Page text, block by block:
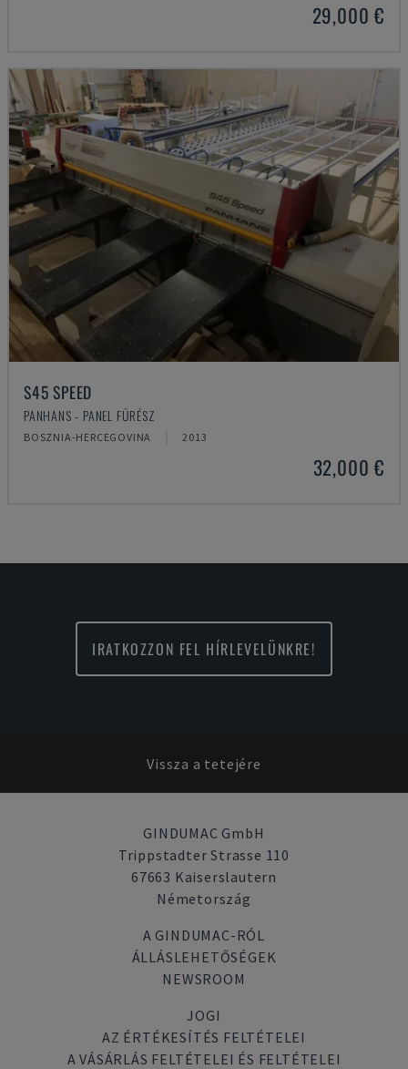
29,000 €
S45 SPEED
PANHANS - PANEL FŰRÉSZ
BOSZNIA-HERCEGOVINA 2013
32,000 €
IRATKOZZON FEL HÍRLEVELÜNKRE!
Vissza a tetejére
GINDUMAC GmbH
Trippstadter Strasse 110
67663 Kaiserslautern
Németország
A GINDUMAC-RÓL
ÁLLÁSLEHETŐSÉGEK
NEWSROOM
JOGI
AZ ÉRTÉKESÍTÉS FELTÉTELEI
A VÁSÁRLÁS FELTÉTELEI ÉS FELTÉTELEI